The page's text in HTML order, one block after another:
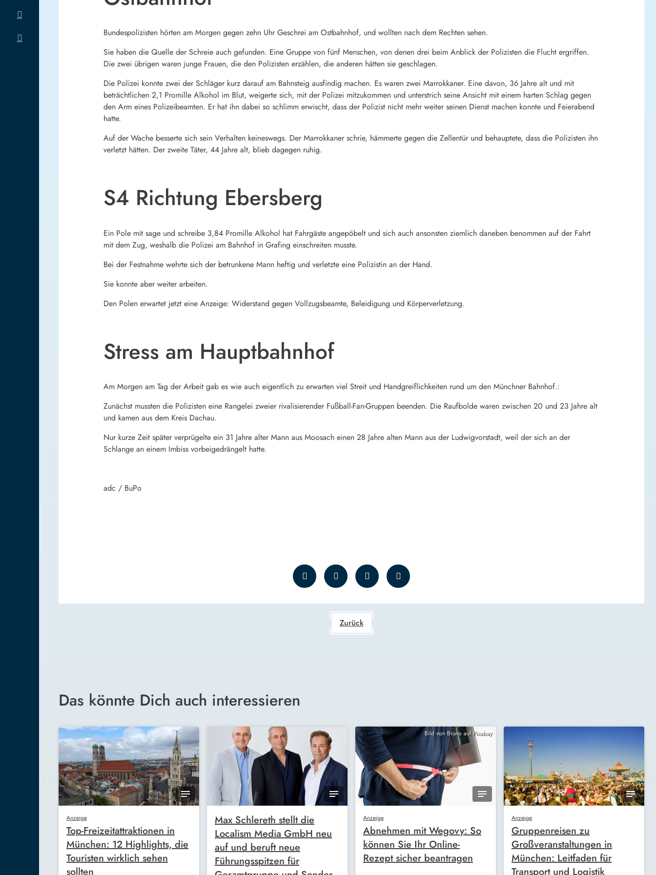
Bundespolizisten hörten am Morgen gegen zehn Uhr Geschrei am Ostbahnhof, und wollten nach dem Rechten sehen.
Sie haben die Quelle der Schreie auch gefunden. Eine Gruppe von fünf Menschen, von denen drei beim Anblick der Polizisten die Flucht ergriffen.
Die zwei übrigen waren junge Frauen, die den Polizisten erzählen, die anderen hätten sie geschlagen.
Die Polizei konnte zwei der Schläger kurz darauf am Bahnsteig ausfindig machen. Es waren zwei Marrokkaner. Eine davon, 36 Jahre alt und mit
beträchtlichen 2,1 Promille Alkohol im Blut, weigerte sich, mit der Polizei mitzukommen und unterstrich seine Ansicht mit einem harten Schlag gegen
den Arm eines Polizeibeamten. Er hat ihn dabei so schlimm erwischt, dass der Polizist nicht mehr weiter seinen Dienst machen konnte und Feierabend
hatte.
Auf der Wache besserte sich sein Verhalten keineswegs. Der Marrokkaner schrie, hämmerte gegen die Zellentür und behauptete, dass die Polizisten ihn
verletzt hätten. Der zweite Täter, 44 Jahre alt, blieb dagegen ruhig.
S4 Richtung Ebersberg
Ein Pole mit sage und schreibe 3,84 Promille Alkohol hat Fahrgäste angepöbelt und sich auch ansonsten ziemlich daneben benommen auf der Fahrt
mit dem Zug, weshalb die Polizei am Bahnhof in Grafing einschreiten musste.
Bei der Festnahme wehrte sich der betrunkene Mann heftig und verletzte eine Polizistin an der Hand.
Sie konnte aber weiter arbeiten.
Den Polen erwartet jetzt eine Anzeige: Widerstand gegen Vollzugsbeamte, Beleidigung und Körperverletzung.
Stress am Hauptbahnhof
Am Morgen am Tag der Arbeit gab es wie auch eigentlich zu erwarten viel Streit und Handgreiflichkeiten rund um den Münchner Bahnhof.:
Zunächst mussten die Polizisten eine Rangelei zweier rivalisierender Fußball-Fan-Gruppen beenden. Die Raufbolde waren zwischen 20 und 23 Jahre alt
und kamen aus dem Kreis Dachau.
Nur kurze Zeit später verprügelte ein 31 Jahre alter Mann aus Moosach einen 28 Jahre alten Mann aus der Ludwigvorstadt, weil der sich an der
Schlange an einem Imbiss vorbeigedrängelt hatte.
adc / BuPo
Zurück
Das könnte Dich auch interessieren
Anzeige
Top-Freizeitattraktionen in
München: 12 Highlights, die
Touristen wirklich sehen
sollten
Max Schlereth stellt die
Localism Media GmbH neu
auf und beruft neue
Führungsspitzen für
Bild von Bruno auf Pixabay
Anzeige
Abnehmen mit Wegovy: So
können Sie Ihr Online-
Rezept sicher beantragen
Anzeige
Gruppenreisen zu
Großveranstaltungen in
München: Leitfaden für
Transport und Logistik